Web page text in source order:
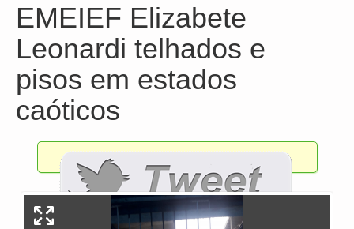
EMEIEF Elizabete
Leonardi telhados e
pisos em estados
caóticos